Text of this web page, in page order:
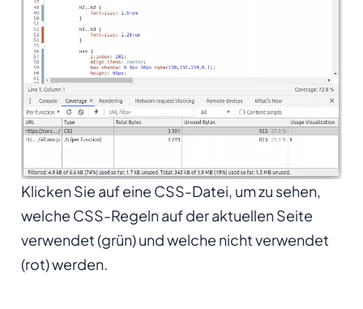
Klicken Sie auf eine CSS-Datei, um zu sehen,
welche CSS-Regeln auf der aktuellen Seite
verwendet (grün) und welche nicht verwendet
(rot) werden.